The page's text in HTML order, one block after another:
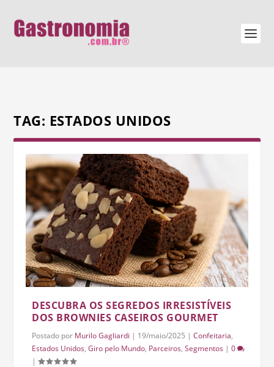
TAG: ESTADOS UNIDOS
DESCUBRA OS SEGREDOS IRRESISTÍVEIS
DOS BROWNIES CASEIROS GOURMET
Postado por Murilo Gagliardi | 19/maio/2025 |Confeitaria,
Estados Unidos,Giro pelo Mundo, Parceiros,Segmentos |0
|